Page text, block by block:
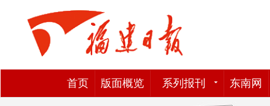
首页 版面概览 系列报刊 东南网